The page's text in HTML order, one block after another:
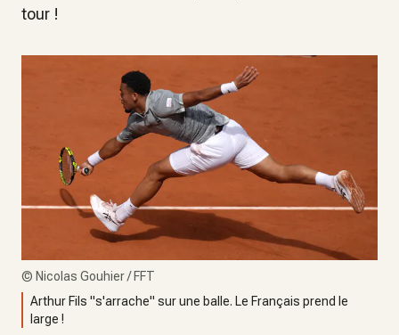
tour !
© Nicolas Gouhier / FFT
Arthur Fils "s'arrache" sur une balle. Le Français prend le
large !